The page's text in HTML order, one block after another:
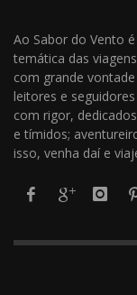
Ao Sabor do Vento
temática das
com grande
leitores e
com rigor,
e tímidos;
isso, venha daí e